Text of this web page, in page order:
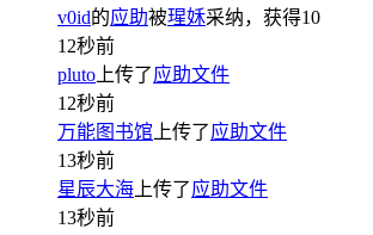
v0id的应助被瑆姀采纳，获得10
12秒前
pluto 上传了应助文件
12秒前
万能图书馆 上传了应助文件
13秒前
星辰大海 上传了应助文件
13秒前